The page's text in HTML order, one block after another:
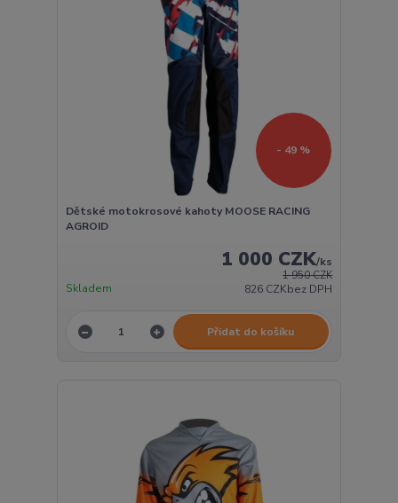
- 49 %
Dětské motokrosové kahoty MOOSE RACING
AGROID
1 950 CZK
1 000 CZK/ks
826 CZKbez DPH
Skladem
Přidat do košíku